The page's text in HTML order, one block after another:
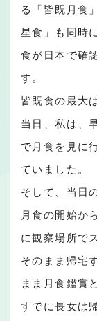
る「皆既月食
星食」も同時
食が日本で確
す。
皆既食の最大
当日、私は、
で月食を見に
ていました。
そして、当日
月食の開始か
に観察場所で
そのまま帰宅
まま月食鑑賞
すでに長女は